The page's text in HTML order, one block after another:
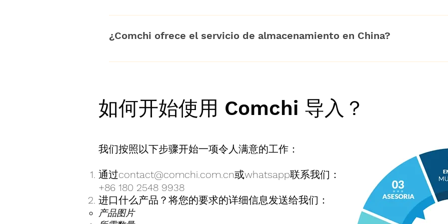
de lo esperado. De esta manera, Comchi se responsabilidad de rececpión del
Todos nuestros proveedores son verificados y de confianza por Comchi, también
en cada paso a través de la disputa. Establecemos contratos de compra en cada
¿Comchi ofrece el servicio de almacenamiento en China?
Sí, Comchi cuenta con almacens en los puntos estrategicamente cercanos a los
如何开始使用 Comchi 导入？
我们按照以下步骤开始一项令人满意的工作：
通过contact@comchi.com.cn或whatsapp联系我们：
+86 180 2548 9938
进口什么产品？将您的要求的详细信息发送给我们：
产品图片​